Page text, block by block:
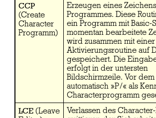
CCP
(Create
Character
Programm)
Erzeugen eines
Programmes. Diese
ein Programm mit Basic-
momentan bearbeitete
wird zusammen mit einer
Aktivierungsroutine auf
gespeichert. Die
erfolgt in der untersten
Bildschirmzeile. Vor
automatisch »P/« als
Characterprogramm
LCE (Leave
Verlassen des